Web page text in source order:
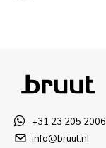
+31 23 205 2006
info@bruut.nl